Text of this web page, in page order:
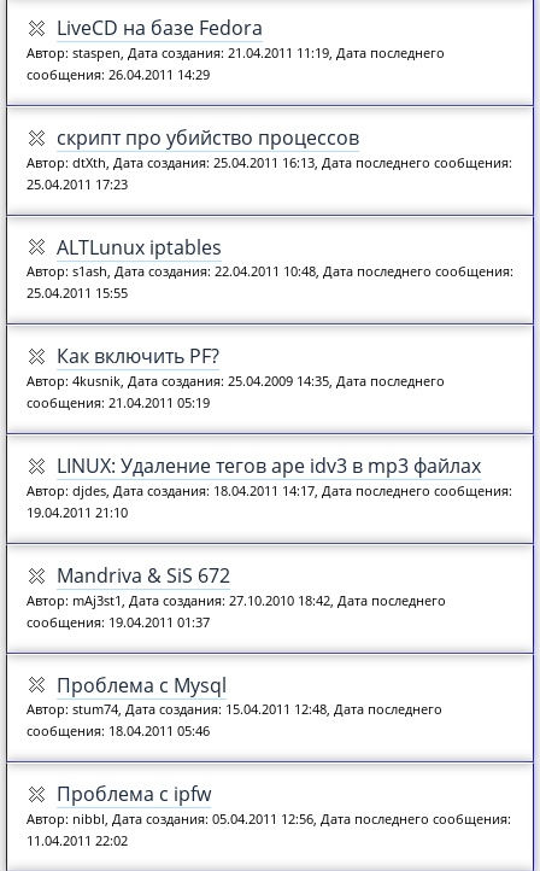
LiveCD на базе Fedora
Автор: staspen, Дата создания: 21.04.2011 11:19, Дата последнего
сообщения: 26.04.2011 14:29
скрипт про убийство процессов
Автор: dtXth, Дата создания: 25.04.2011 16:13, Дата последнего сообщения:
25.04.2011 17:23
ALTLunux iptables
Автор: s1ash, Дата создания: 22.04.2011 10:48, Дата последнего сообщения:
25.04.2011 15:55
Как включить PF?
Автор: 4kusnik, Дата создания: 25.04.2009 14:35, Дата последнего
сообщения: 21.04.2011 05:19
LINUX: Удаление тегов ape idv3 в mp3 файлах
Автор: djdes, Дата создания: 18.04.2011 14:17, Дата последнего сообщения:
19.04.2011 21:10
Mandriva & SiS 672
Автор: mAj3st1, Дата создания: 27.10.2010 18:42, Дата последнего
сообщения: 19.04.2011 01:37
Проблема с Mysql
Автор: stum74, Дата создания: 15.04.2011 12:48, Дата последнего
сообщения: 18.04.2011 05:46
Проблема с ipfw
Автор: nibbl, Дата создания: 05.04.2011 12:56, Дата последнего сообщения:
11.04.2011 22:02